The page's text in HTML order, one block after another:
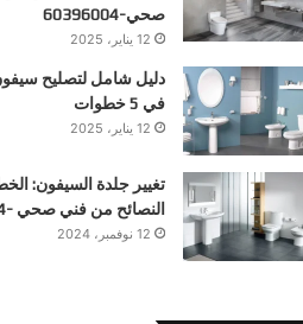
صحي-60396004
12 يناير، 2025
دليل شامل لتصليح
في 5 خطوات
12 يناير، 2025
تغيير جلدة السيفون:
النصائح من فني صحي -60396004
12 نوفمبر، 2024